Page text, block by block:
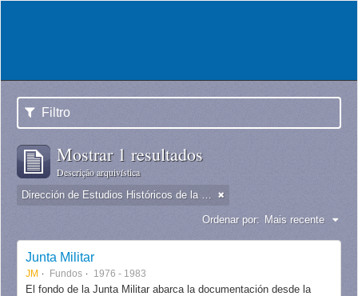
Filtro
Mostrar 1 resultados
Descrição arquivística
Dirección de Estudios Históricos de la Fuerza Aérea
Ordenar por: Mais recente
Junta Militar
JM Fundos 1976 - 1983
El fondo de la Junta Militar abarca la documentación desde la